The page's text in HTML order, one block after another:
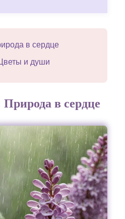
в сердце
и души
в сердце